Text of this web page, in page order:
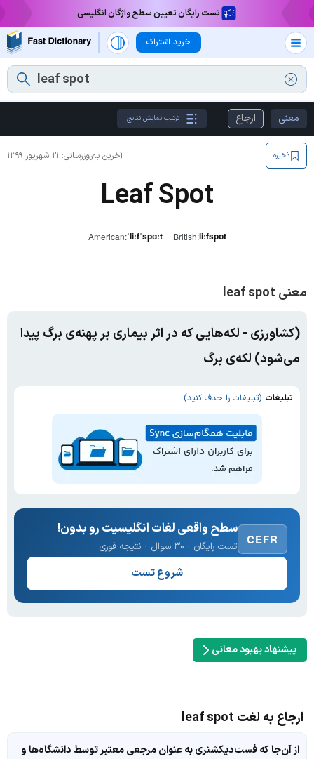
تست رایگان تعیین سطح واژگان انگلیسی
خرید اشتراک
معنی ارجاع ترتیب نمایش نتایج
آخرین به‌روزرسانی: ۲۱ شهریور ۱۳۹۹ ذخیره
Leaf Spot
American:ˈliːfˈspɑːt British:liːfspɒt
معنی leaf spot
(کشاورزی - لکه‌هایی که در اثر بیماری بر پهنه‌ی برگ پیدا
می‌شود) لکه‌ی برگ
تبلیغات (تبلیغات را حذف کنید)
CEFR
سطح واقعی لغات انگلیسیت رو بدون!
تست رایگان · ۳۰ سوال · نتیجه فوری
شروع تست
پیشنهاد بهبود معانی
ارجاع به لغت leaf spot
از آن‌جا که فست‌دیکشنری به عنوان مرجعی معتبر توسط دانشگاه‌ها و